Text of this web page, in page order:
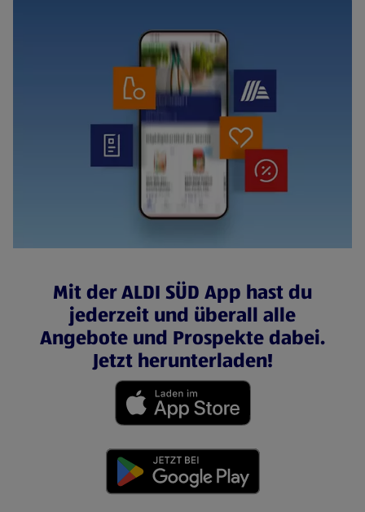
Mit der ALDI SÜD App hast du
jederzeit und überall alle
Angebote und Prospekte dabei.
Jetzt herunterladen!